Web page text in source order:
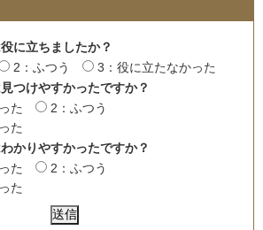
に立ちましたか？
2：ふつう
3：役に立たなかった
つけやすかったですか？
た
2：ふつう
た
かりやすかったですか？
た
2：ふつう
た